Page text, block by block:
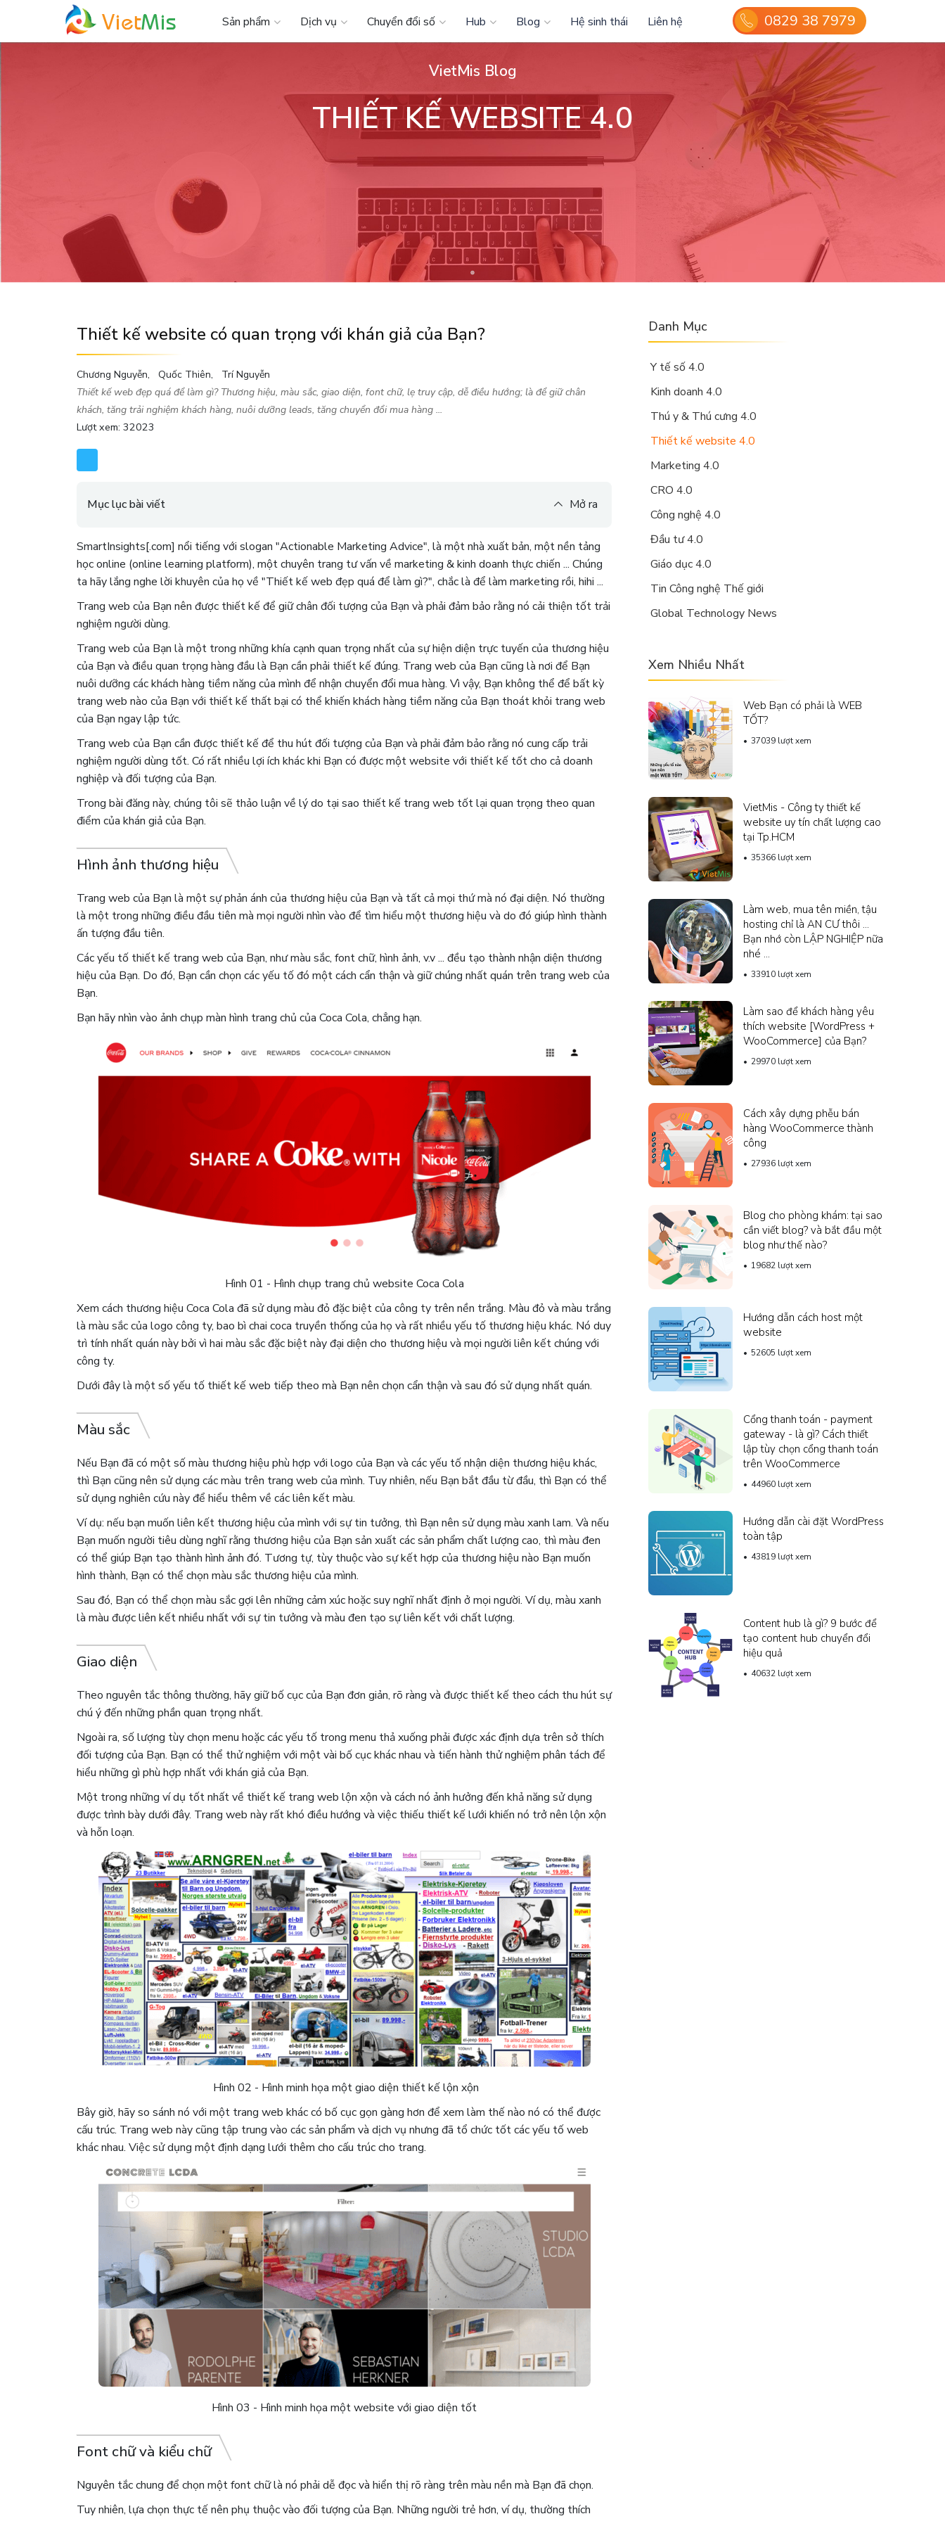
0829 38 7979
Sản phẩm Dịch vụ Chuyển đổi số Hub Blog Hệ sinh thái Liên hệ
VietMis Blog
THIẾT KẾ WEBSITE 4.0
Danh Mục
Y tế số 4.0
Kinh doanh 4.0
Thú y & Thú cưng 4.0
Thiết kế website 4.0
Marketing 4.0
CRO 4.0
Công nghệ 4.0
Đầu tư 4.0
Giáo dục 4.0
Tin Công nghệ Thế giới
Global Technology News
Xem Nhiều Nhất
Web Bạn có phải là WEB
TỐT?
37039 lượt xem
VietMis - Công ty thiết kế
website uy tín chất lượng cao
tại Tp.HCM
35366 lượt xem
Làm web, mua tên miền, tậu
hosting chỉ là AN CƯ thôi ...
Bạn nhớ còn LẬP NGHIỆP nữa
nhé ...
33910 lượt xem
Làm sao để khách hàng yêu
thích website [WordPress +
WooCommerce] của Bạn?
29970 lượt xem
Cách xây dựng phễu bán
hàng WooCommerce thành
công
27936 lượt xem
Blog cho phòng khám: tại sao
cần viết blog? và bắt đầu một
blog như thế nào?
19682 lượt xem
Hướng dẫn cách host một
website
52605 lượt xem
Cổng thanh toán - payment
gateway - là gì? Cách thiết
lập tùy chọn cổng thanh toán
trên WooCommerce
44960 lượt xem
Hướng dẫn cài đặt WordPress
toàn tập
43819 lượt xem
Content hub là gì? 9 bước để
tạo content hub chuyển đổi
hiệu quả
40632 lượt xem
Thiết kế website có quan trọng với khán giả của Bạn?
Chương Nguyễn Quốc Thiên
Trí Nguyễn
Thiết kế web đẹp quá để làm gì? Thương hiệu, màu sắc, giao diện, font chữ, lẹ truy cập, dễ điều hướng; là để giữ chân
khách, tăng trải nghiệm khách hàng, nuôi dưỡng leads, tăng chuyển đổi mua hàng ...
Lượt xem: 32023
Mục lục bài viết Mở ra
SmartInsights[.com] nổi tiếng với slogan "Actionable Marketing Advice", là một nhà xuất bản, một nền tảng
học online (online learning platform), một chuyên trang tư vấn về marketing & kinh doanh thực chiến ... Chúng
ta hãy lắng nghe lời khuyên của họ về "Thiết kế web đẹp quá để làm gì?", chắc là để làm marketing rồi, hihi ...
Trang web của Bạn nên được thiết kế để giữ chân đối tượng của Bạn và phải đảm bảo rằng nó cải thiện tốt trải
nghiệm người dùng.
Trang web của Bạn là một trong những khía cạnh quan trọng nhất của sự hiện diện trực tuyến của thương hiệu
của Bạn và điều quan trọng hàng đầu là Bạn cần phải thiết kế đúng. Trang web của Bạn cũng là nơi để Bạn
nuôi dưỡng các khách hàng tiềm năng của mình để nhận chuyển đổi mua hàng. Vì vậy, Bạn không thể để bất kỳ
trang web nào của Bạn với thiết kế thất bại có thể khiến khách hàng tiềm năng của Bạn thoát khỏi trang web
của Bạn ngay lập tức.
Trang web của Bạn cần được thiết kế để thu hút đối tượng của Bạn và phải đảm bảo rằng nó cung cấp trải
nghiệm người dùng tốt. Có rất nhiều lợi ích khác khi Bạn có được một website với thiết kế tốt cho cả doanh
nghiệp và đối tượng của Bạn.
Trong bài đăng này, chúng tôi sẽ thảo luận về lý do tại sao thiết kế trang web tốt lại quan trọng theo quan
điểm của khán giả của Bạn.
Hình ảnh thương hiệu
Trang web của Bạn là một sự phản ánh của thương hiệu của Bạn và tất cả mọi thứ mà nó đại diện. Nó thường
là một trong những điều đầu tiên mà mọi người nhìn vào để tìm hiểu một thương hiệu và do đó giúp hình thành
ấn tượng đầu tiên.
Các yếu tố thiết kế trang web của Bạn, như màu sắc, font chữ, hình ảnh, v.v ... đều tạo thành nhận diện thương
hiệu của Bạn. Do đó, Bạn cần chọn các yếu tố đó một cách cẩn thận và giữ chúng nhất quán trên trang web của
Bạn.
Bạn hãy nhìn vào ảnh chụp màn hình trang chủ của Coca Cola, chẳng hạn.
Hình 01 - Hình chụp trang chủ website Coca Cola
Xem cách thương hiệu Coca Cola đã sử dụng màu đỏ đặc biệt của công ty trên nền trắng. Màu đỏ và màu trắng
là màu sắc của logo công ty, bao bì chai coca truyền thống của họ và rất nhiều yếu tố thương hiệu khác. Nó duy
trì tính nhất quán này bởi vì hai màu sắc đặc biệt này đại diện cho thương hiệu và mọi người liên kết chúng với
công ty.
Dưới đây là một số yếu tố thiết kế web tiếp theo mà Bạn nên chọn cẩn thận và sau đó sử dụng nhất quán.
Màu sắc
Nếu Bạn đã có một số màu thương hiệu phù hợp với logo của Bạn và các yếu tố nhận diện thương hiệu khác,
thì Bạn cũng nên sử dụng các màu trên trang web của mình. Tuy nhiên, nếu Bạn bắt đầu từ đầu, thì Bạn có thể
sử dụng nghiên cứu này để hiểu thêm về các liên kết màu.
Ví dụ: nếu bạn muốn liên kết thương hiệu của mình với sự tin tưởng, thì Bạn nên sử dụng màu xanh lam. Và nếu
Bạn muốn người tiêu dùng nghĩ rằng thương hiệu của Bạn sản xuất các sản phẩm chất lượng cao, thì màu đen
có thể giúp Bạn tạo thành hình ảnh đó. Tương tự, tùy thuộc vào sự kết hợp của thương hiệu nào Bạn muốn
hình thành, Bạn có thể chọn màu sắc thương hiệu của mình.
Sau đó, Bạn có thể chọn màu sắc gợi lên những cảm xúc hoặc suy nghĩ nhất định ở mọi người. Ví dụ, màu xanh
là màu được liên kết nhiều nhất với sự tin tưởng và màu đen tạo sự liên kết với chất lượng.
Giao diện
Theo nguyên tắc thông thường, hãy giữ bố cục của Bạn đơn giản, rõ ràng và được thiết kế theo cách thu hút sự
chú ý đến những phần quan trọng nhất.
Ngoài ra, số lượng tùy chọn menu hoặc các yếu tố trong menu thả xuống phải được xác định dựa trên sở thích
đối tượng của Bạn. Bạn có thể thử nghiệm với một vài bố cục khác nhau và tiến hành thử nghiệm phân tách để
hiểu những gì phù hợp nhất với khán giả của Bạn.
Một trong những ví dụ tốt nhất về thiết kế trang web lộn xộn và cách nó ảnh hưởng đến khả năng sử dụng
được trình bày dưới đây. Trang web này rất khó điều hướng và việc thiếu thiết kế lưới khiến nó trở nên lộn xộn
và hỗn loạn.
Hình 02 - Hình minh họa một giao diện thiết kế lộn xộn
Bây giờ, hãy so sánh nó với một trang web khác có bố cục gọn gàng hơn để xem làm thế nào nó có thể được
cấu trúc. Trang web này cũng tập trung vào các sản phẩm và dịch vụ nhưng đã tổ chức tốt các yếu tố web
khác nhau. Việc sử dụng một định dạng lưới thêm cho cấu trúc cho trang.
Hình 03 - Hình minh họa một website với giao diện tốt
Font chữ và kiểu chữ
Nguyên tắc chung để chọn một font chữ là nó phải dễ đọc và hiển thị rõ ràng trên màu nền mà Bạn đã chọn.
Tuy nhiên, lựa chọn thực tế nên phụ thuộc vào đối tượng của Bạn. Những người trẻ hơn, ví dụ, thường thích